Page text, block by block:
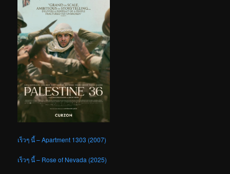
เร็วๆ นี้ – Apartment 1303 (2007)
เร็วๆ นี้ – Rose of Nevada (2025)